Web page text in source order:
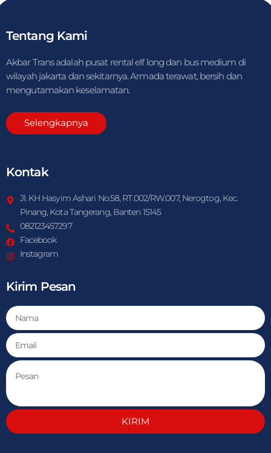
Tentang Kami
Akbar Trans adalah pusat rental elf long dan bus medium di
wilayah jakarta dan sekitarnya. Armada terawat, bersih dan
mengutamakan keselamatan.
Selengkapnya
Kontak
Jl. KH Hasyim Ashari No.58, RT.002/RW.007, Nerogtog, Kec.
Pinang, Kota Tangerang, Banten 15145
082123457297
Facebook
Instagram
Kirim Pesan
KIRIM